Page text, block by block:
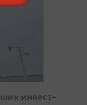
инвест-